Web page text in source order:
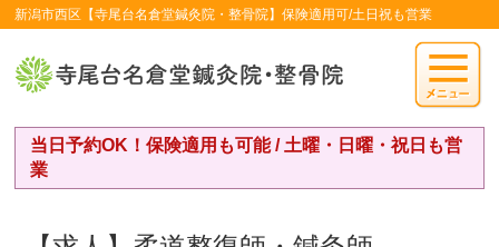
新潟市西区【寺尾台名倉堂鍼灸院・整骨院】保険適用可/土日祝も営業
当日予約OK！保険適用も可能 / 土曜・日曜・祝日も営
業